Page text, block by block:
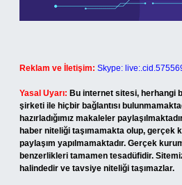
Reklam ve İletişim: Skype:
Yasal Uyarı: Bu internet sitesi, herhangi
şirketi ile hiçbir bağlantısı
hazırladığımız makaleler
haber niteliği taşımamakta olup, gerçek
paylaşım yapılmamaktadır. Gerçek
benzerlikleri tamamen tesadüfidir.
halindedir ve tavsiye niteliği taşımazlar.